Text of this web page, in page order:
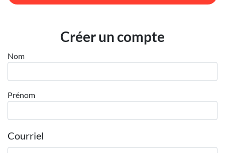
Publiez une offre d'emploi
Créer un compte
Nom
Prénom
Courriel